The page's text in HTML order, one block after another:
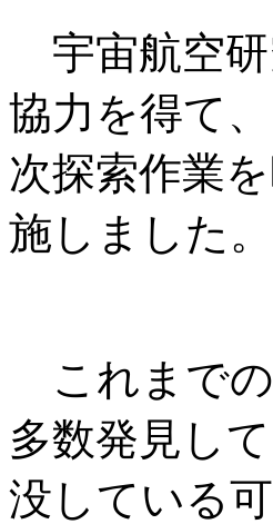
宇宙航空研
協力を得て
次探索作業
施しました。
これまでの
多数発見し
没している